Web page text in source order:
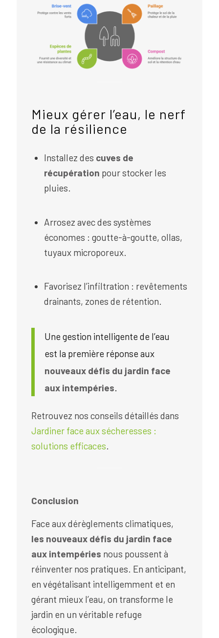
Mieux gérer l’eau, le nerf
de la résilience
Installez des cuves de
récupération pour stocker les
pluies.
Arrosez avec des systèmes
économes : goutte-à-goutte, ollas,
tuyaux microporeux.
Favorisez l’infiltration : revêtements
drainants, zones de rétention.
Une gestion intelligente de l’eau
est la première réponse aux
nouveaux défis du jardin face
aux intempéries.
Retrouvez nos conseils détaillés dans
Jardiner face aux sécheresses :
solutions efficaces
Conclusion
Face aux dérèglements climatiques,
les nouveaux défis du jardin face
aux intempéries nous poussent à
réinventer nos pratiques. En anticipant,
en végétalisant intelligemment et en
gérant mieux l’eau, on transforme le
jardin en un véritable refuge
écologique.